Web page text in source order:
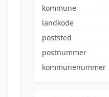
kommune
landkode
poststed
postnummer
kommunenummer